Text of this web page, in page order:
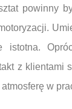
powinny
istotna.
z klientami
w